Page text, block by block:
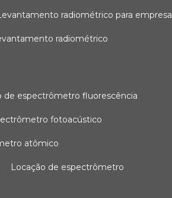
levantamento radiométrico para empresa
radiométrico
de espectrômetro fluorescência
fotoacústico
atômico
locação de espectrômetro